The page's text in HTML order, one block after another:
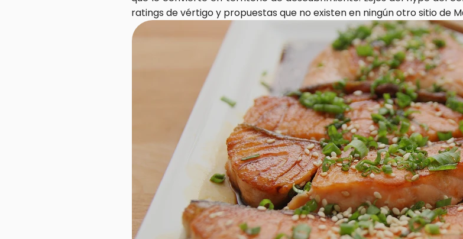
ratings de vértigo y propuestas que no existen en ningún otro sitio de